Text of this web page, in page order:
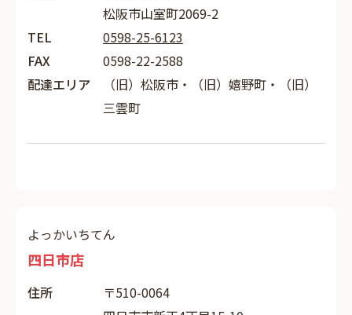
松阪市山室町2069-2
TEL
0598-25-6123
FAX
0598-22-2588
配達エリア
（旧）松阪市・（旧）嬉野町・（旧）
三雲町
よっかいちてん
四日市店
住所
〒510-0064